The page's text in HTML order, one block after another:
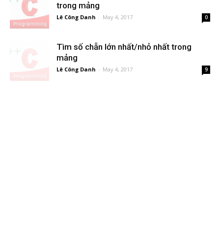
trong mảng
Lê Công Danh - May 4, 2017 0
Tìm số chẵn lớn nhất/nhỏ nhất trong
mảng
Lê Công Danh - May 4, 2017 9